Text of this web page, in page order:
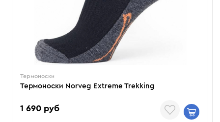
Термоноски
Термоноски Norveg Extreme Trekking
1 690 руб